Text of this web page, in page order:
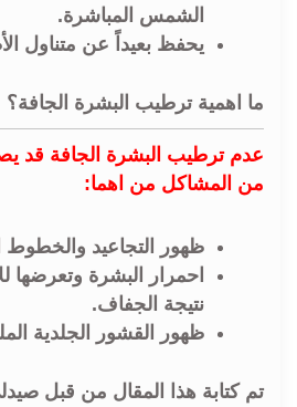
الشمس المباشرة.
يحفظ بعيداً عن متناول
ما اهمية ترطيب البشرة الجافة؟
عدم ترطيب البشرة الجافة قد
من المشاكل من اهما:
ظهور التجاعيد والخطوط
احمرار البشرة وتعرضها
نتيجة الجفاف.
ظهور القشور الجلدية
تم كتابة هذا المقال من قبل